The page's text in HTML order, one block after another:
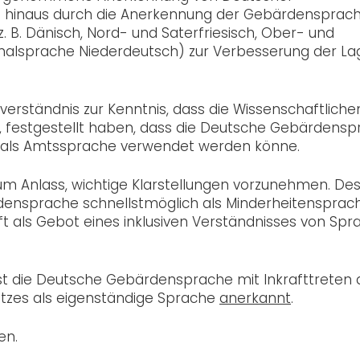
durch die Anerkennung der
Dänisch, Nord- und Saterfriesisch, Ober- und
Niederdeutsch) zur Verbesserung der
zur Kenntnis, dass die
haben, dass die Deutsche
Amtssprache verwendet werden könne.
Anlass, wichtige Klarstellungen vorzunehmen. Des
schnellstmöglich als
Gebot eines inklusiven Verständnisses von
die Deutsche Gebärdensprache mit Inkrafttreten
als eigenständige Sprache anerkannt.